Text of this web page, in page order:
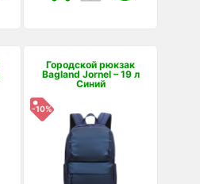
Городской рюкзак
Bagland Jornel – 19 л
Синий
-10%